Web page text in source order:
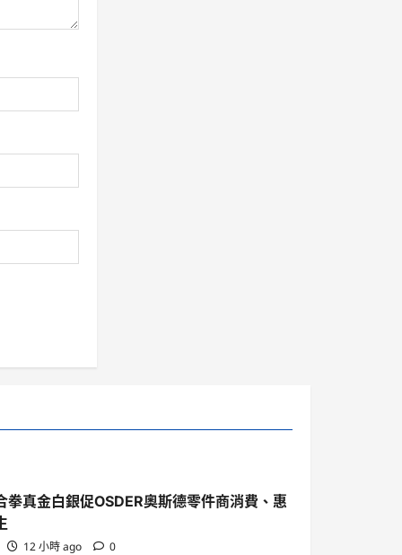
拳真金白銀促OSDER奧斯德零件商消費、惠
12 小時 ago 0